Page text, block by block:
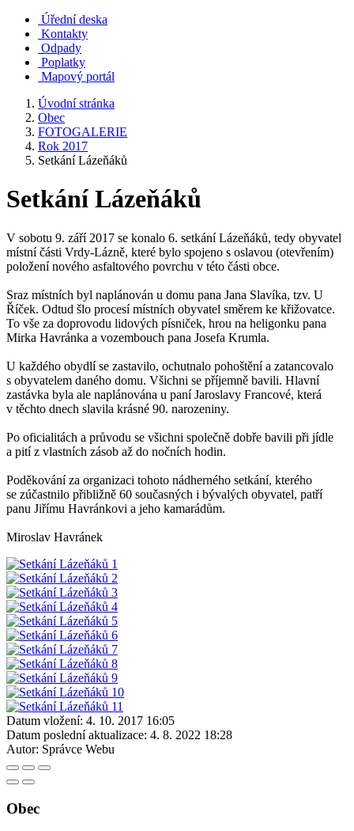
Úřední deska
Kontakty
Odpady
Poplatky
Mapový portál
Úvodní stránka
Obec
FOTOGALERIE
Rok 2017
Setkání Lázeňáků
Setkání Lázeňáků
V sobotu 9. září 2017 se konalo 6. setkání Lázeňáků, tedy obyvatel
místní části Vrdy-Lázně, které bylo spojeno s oslavou (otevřením)
položení nového asfaltového povrchu v této části obce.
Sraz místních byl naplánován u domu pana Jana Slavíka, tzv. U
Říček. Odtud šlo procesí místních obyvatel směrem ke křižovatce.
To vše za doprovodu lidových písniček, hrou na heligonku pana
Mirka Havránka a vozembouch pana Josefa Krumla.
U každého obydlí se zastavilo, ochutnalo pohoštění a zatancovalo
s obyvatelem daného domu. Všichni se příjemně bavili. Hlavní
zastávka byla ale naplánována u paní Jaroslavy Francové, která
v těchto dnech slavila krásné 90. narozeniny.
Po oficialitách a průvodu se všichni společně dobře bavili při jídle
a pití z vlastních zásob až do nočních hodin.
Poděkování za organizaci tohoto nádherného setkání, kterého
se zúčastnilo přibližně 60 současných i bývalých obyvatel, patří
panu Jiřímu Havránkovi a jeho kamarádům.
Miroslav Havránek
Datum vložení: 4. 10. 2017 16:05
Datum poslední aktualizace: 4. 8. 2022 18:28
Autor: Správce Webu
Obec